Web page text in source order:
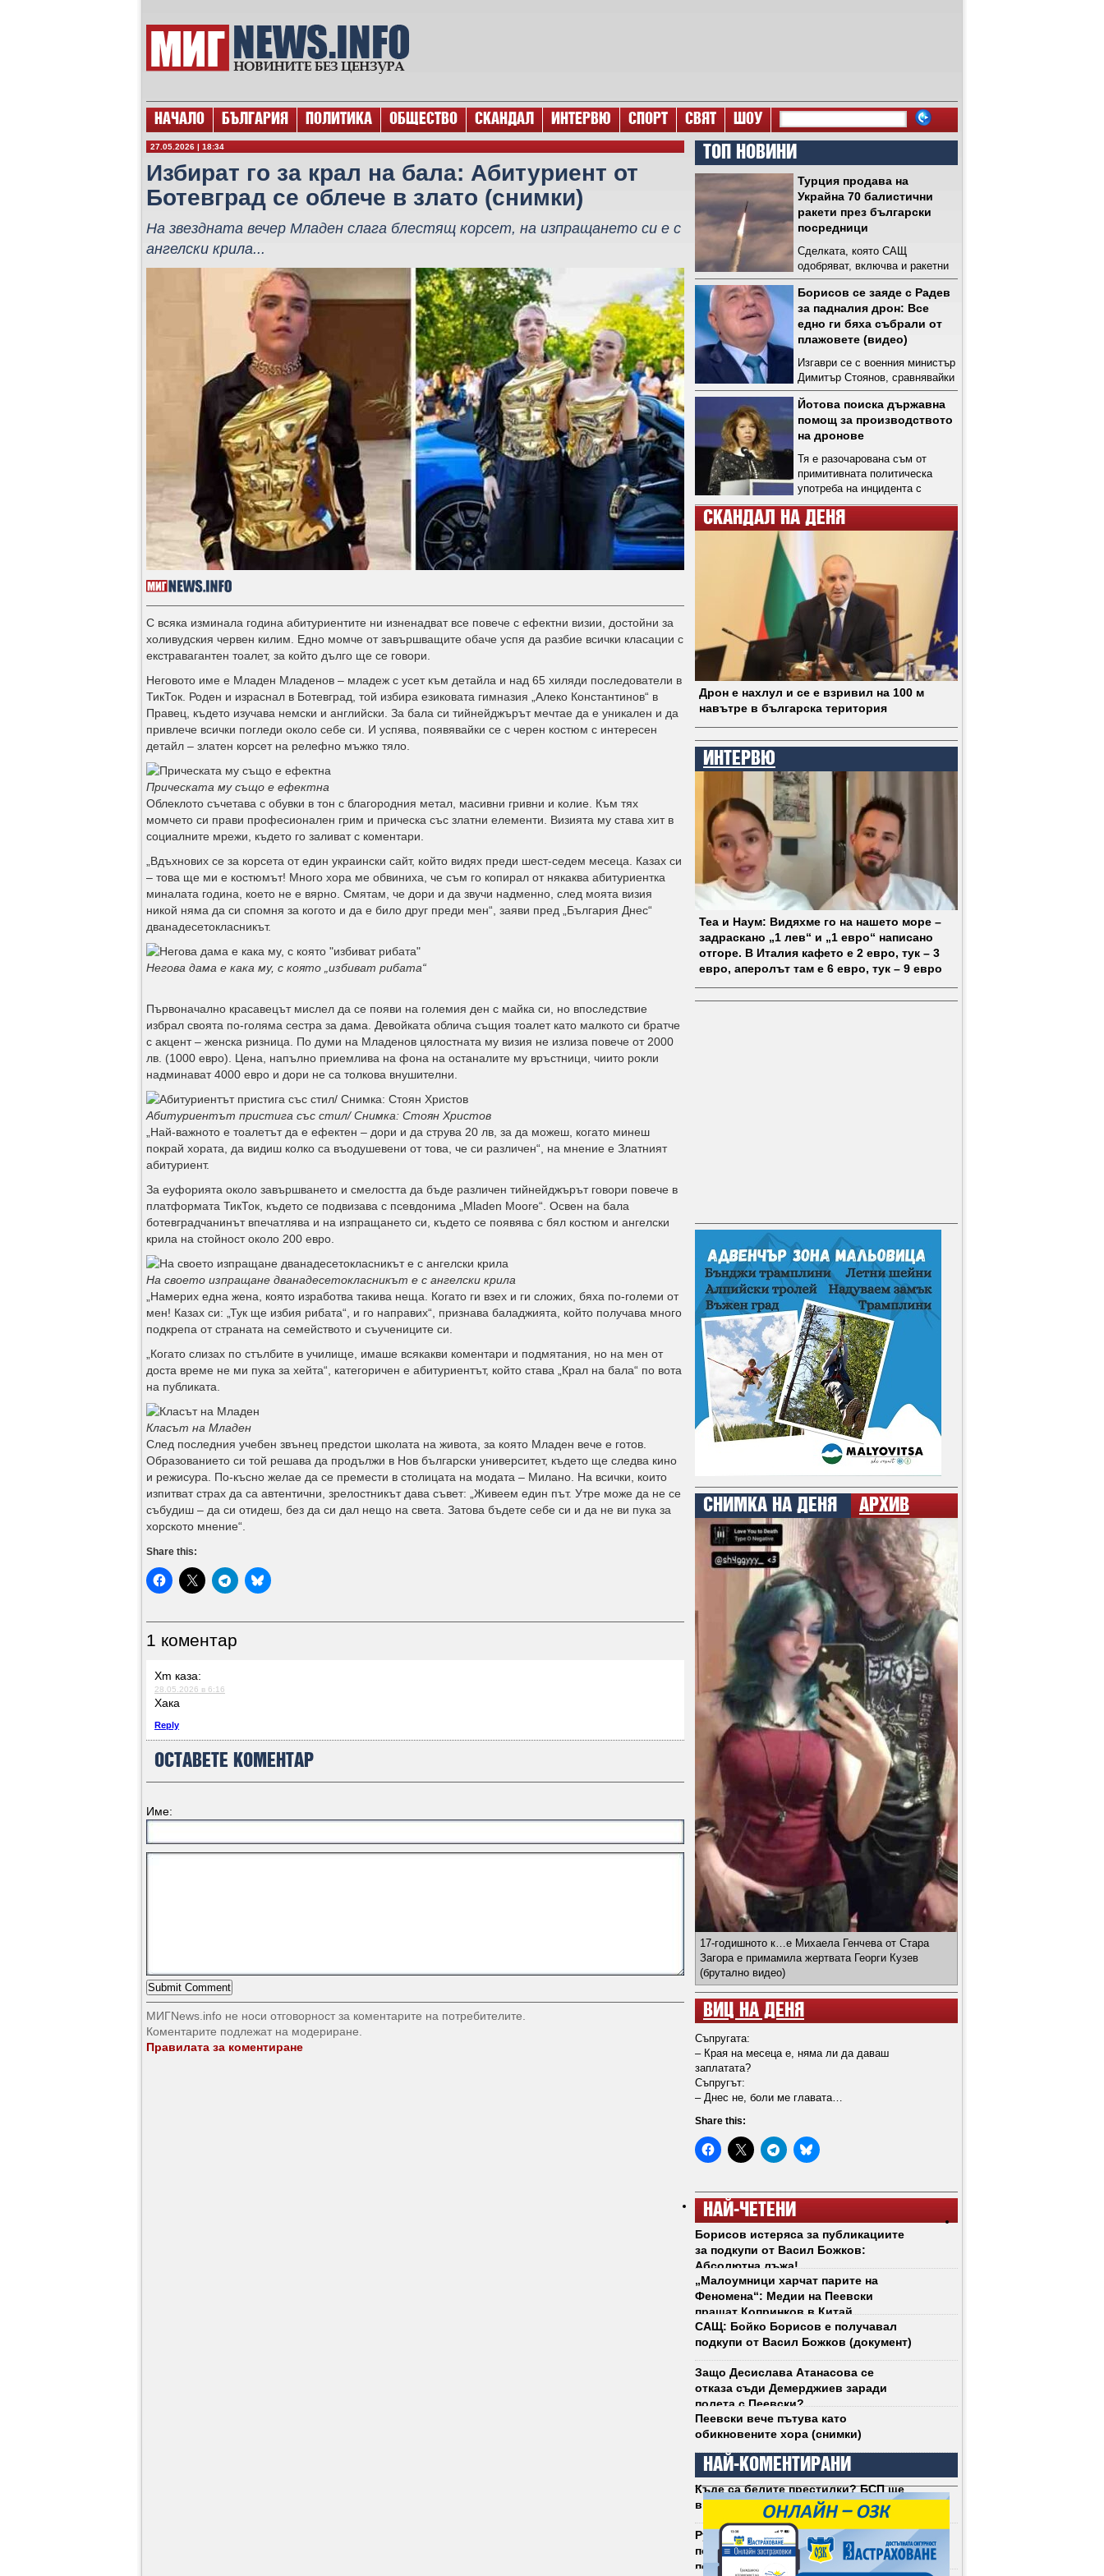
НАЧАЛО БЪЛГАРИЯ ПОЛИТИКА ОБЩЕСТВО СКАНДАЛ ИНТЕРВЮ СПОРТ СВЯТ ШОУ
27.05.2026 | 18:34
Избират го за крал на бала: Абитуриент от
Ботевград се облече в злато (снимки)
На звездната вечер Младен слага блестящ корсет, на изпращането си е с
ангелски крила...
С всяка изминала година абитуриентите ни изненадват все повече с ефектни визии, достойни за
холивудския червен килим. Едно момче от завършващите обаче успя да разбие всички класации с
екстравагантен тоалет, за който дълго ще се говори.
Неговото име е Младен Младенов – младеж с усет към детайла и над 65 хиляди последователи в
ТикТок. Роден и израснал в Ботевград, той избира езиковата гимназия „Алеко Константинов“ в
Правец, където изучава немски и английски. За бала си тийнейджърът мечтае да е уникален и да
привлече всички погледи около себе си. И успява, появявайки се с черен костюм с интересен
детайл – златен корсет на релефно мъжко тяло.
Прическата му също е ефектна
Облеклото съчетава с обувки в тон с благородния метал, масивни гривни и колие. Към тях
момчето си прави професионален грим и прическа със златни елементи. Визията му става хит в
социалните мрежи, където го заливат с коментари.
„Вдъхнових се за корсета от един украински сайт, който видях преди шест-седем месеца. Казах си
– това ще ми е костюмът! Много хора ме обвиниха, че съм го копирал от някаква абитуриентка
миналата година, което не е вярно. Смятам, че дори и да звучи надменно, след моята визия
никой няма да си спомня за когото и да е било друг преди мен“, заяви пред „България Днес“
дванадесетокласникът.
Негова дама е кака му, с която „избиват рибата“
Първоначално красавецът мислел да се появи на големия ден с майка си, но впоследствие
избрал своята по-голяма сестра за дама. Девойката облича същия тоалет като малкото си братче
с акцент – женска ризница. По думи на Младенов цялостната му визия не излиза повече от 2000
лв. (1000 евро). Цена, напълно приемлива на фона на останалите му връстници, чиито рокли
надминават 4000 евро и дори не са толкова внушителни.
Абитуриентът пристига със стил/ Снимка: Стоян Христов
„Най-важното е тоалетът да е ефектен – дори и да струва 20 лв, за да можеш, когато минеш
покрай хората, да видиш колко са въодушевени от това, че си различен“, на мнение е Златният
абитуриент.
За еуфорията около завършването и смелостта да бъде различен тийнейджърът говори повече в
платформата ТикТок, където се подвизава с псевдонима „Mladen Moore“. Освен на бала
ботевградчанинът впечатлява и на изпращането си, където се появява с бял костюм и ангелски
крила на стойност около 200 евро.
На своето изпращане дванадесетокласникът е с ангелски крила
„Намерих една жена, която изработва такива неща. Когато ги взех и ги сложих, бяха по-големи от
мен! Казах си: „Тук ще избия рибата“, и го направих“, признава баладжията, който получава много
подкрепа от страната на семейството и съучениците си.
„Когато слизах по стълбите в училище, имаше всякакви коментари и подмятания, но на мен от
доста време не ми пука за хейта“, категоричен е абитуриентът, който става „Крал на бала“ по вота
на публиката.
Класът на Младен
След последния учебен звънец предстои школата на живота, за която Младен вече е готов.
Образованието си той решава да продължи в Нов български университет, където ще следва кино
и режисура. По-късно желае да се премести в столицата на модата – Милано. На всички, които
изпитват страх да са автентични, зрелостникът дава съвет: „Живеем един път. Утре може да не се
събудиш – да си отидеш, без да си дал нещо на света. Затова бъдете себе си и да не ви пука за
хорското мнение“.
Share this:
1 коментар
Xm каза:
28.05.2026 в 6:16
Хака
Reply
ОСТАВЕТЕ КОМЕНТАР
Име:
МИГNews.info не носи отговорност за коментарите на потребителите.
Коментарите подлежат на модериране.
Правилата за коментиране
ТОП НОВИНИ
Турция продава на
Украйна 70 балистични
ракети през български
посредници
Сделката, която САЩ
одобряват, включва и ракетни
системи за многократно
изстрелване, както и касетъчни
боеприпаси
Борисов се заяде с Радев
за падналия дрон: Все
едно ги бяха събрали от
плажовете (видео)
Изгаври се с военния министър
Димитър Стоянов, сравнявайки
го с голото рамо на
външния министър Велислава
Петрова-Чамова, заради
тениската, с която беше
облечен, на която видимо беше
изписано "Кинтекс", но
впоследствие изтрито в
репортажите
Йотова поиска държавна
помощ за производството
на дронове
Тя е разочарована съм от
примитивната политическа
употреба на инцидента с
украински дрон
СКАНДАЛ НА ДЕНЯ
Дрон е нахлул и се е взривил на 100 м
навътре в българска територия
ИНТЕРВЮ
Теа и Наум: Видяхме го на нашето море –
задраскано „1 лев“ и „1 евро“ написано
отгоре. В Италия кафето е 2 евро, тук – 3
евро, аперолът там е 6 евро, тук – 9 евро
СНИМКА НА ДЕНЯ АРХИВ
17-годишното к…е Михаела Генчева от Стара
Загора е примамила жертвата Георги Кузев
(брутално видео)
ВИЦ НА ДЕНЯ
Съпругата:
– Края на месеца е, няма ли да даваш
заплатата?
Съпругът:
– Днес не, боли ме главата…
Share this:
НАЙ-ЧЕТЕНИ
Борисов истеряса за публикациите
за подкупи от Васил Божков:
Абсолютна лъжа!
„Малоумници харчат парите на
Феномена“: Медии на Пеевски
пращат Копринков в Китай
САЩ: Бойко Борисов е получавал
подкупи от Васил Божков (документ)
Защо Десислава Атанасова се
отказа съди Демерджиев заради
полета с Пеевски?
Пеевски вече пътува като
обикновените хора (снимки)
НАЙ-КОМЕНТИРАНИ
Къде са белите престилки? БСП ще
връща социализЪма у нас (снимки)
Румен Радев не се срива. Срива се
политическият модел, който той
победи